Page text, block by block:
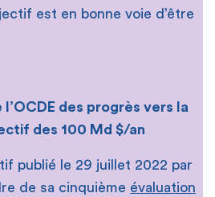
est en bonne voie d’être
des progrès vers la
des 100 Md $/an
publié le 29 juillet 2022 par
de sa cinquième évaluation